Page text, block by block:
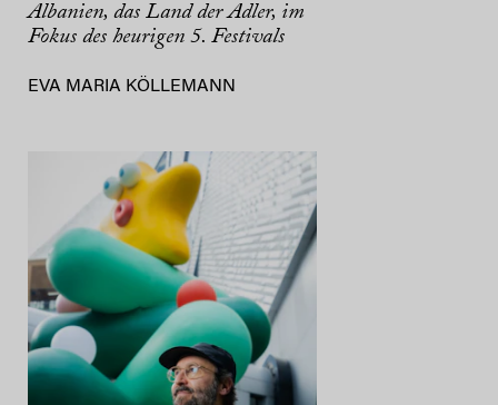
Albanien, das Land der Adler, im
Fokus des heurigen 5. Festivals
EVA MARIA KÖLLEMANN